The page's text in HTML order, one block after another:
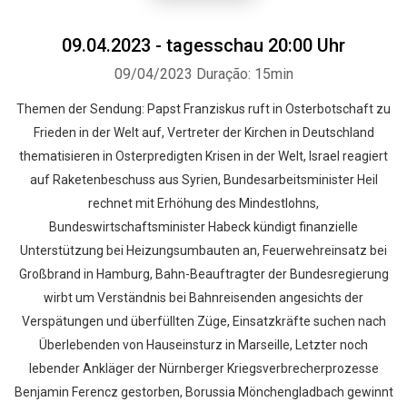
09.04.2023 - tagesschau 20:00 Uhr
09/04/2023 Duração: 15min
Themen der Sendung: Papst Franziskus ruft in Osterbotschaft zu
Frieden in der Welt auf, Vertreter der Kirchen in Deutschland
thematisieren in Osterpredigten Krisen in der Welt, Israel reagiert
auf Raketenbeschuss aus Syrien, Bundesarbeitsminister Heil
rechnet mit Erhöhung des Mindestlohns,
Bundeswirtschaftsminister Habeck kündigt finanzielle
Unterstützung bei Heizungsumbauten an, Feuerwehreinsatz bei
Großbrand in Hamburg, Bahn-Beauftragter der Bundesregierung
wirbt um Verständnis bei Bahnreisenden angesichts der
Verspätungen und überfüllten Züge, Einsatzkräfte suchen nach
Überlebenden von Hauseinsturz in Marseille, Letzter noch
lebender Ankläger der Nürnberger Kriegsverbrecherprozesse
Benjamin Ferencz gestorben, Borussia Mönchengladbach gewinnt